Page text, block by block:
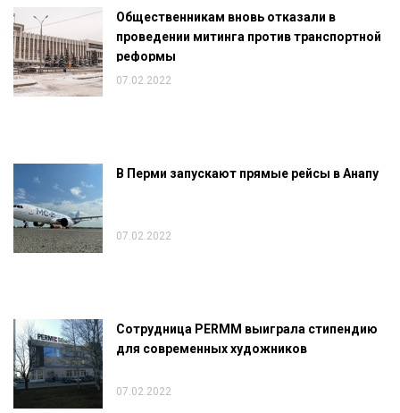
Общественникам вновь отказали в
проведении митинга против транспортной
реформы
07.02.2022
В Перми запускают прямые рейсы в Анапу
07.02.2022
Сотрудница PERMM выиграла стипендию
для современных художников
07.02.2022